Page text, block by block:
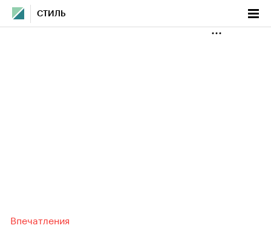
СТИЛЬ
Впечатления